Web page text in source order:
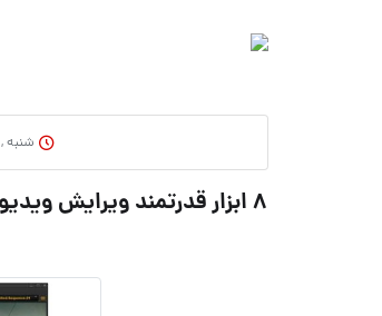
شنبه , ۱۳۹۵/۰۲/۱۸ ۱۶:۱۲
8 ابزار قدرتمند ویرایش ویدیو + لینک دانلود